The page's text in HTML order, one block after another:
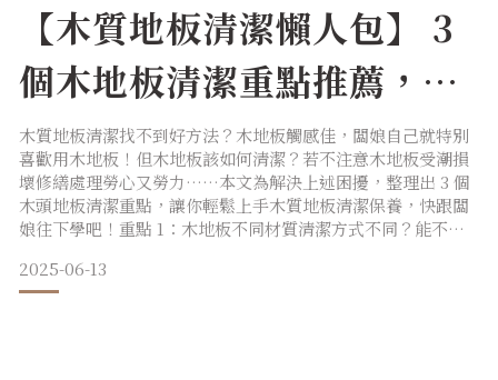
【木質地板清潔懶人包】 3
個木地板清潔重點推薦，延
長使用壽命
木質地板清潔找不到好方法？木地板觸感佳，闆娘自己就特別
喜歡用木地板！但木地板該如何清潔？若不注意木地板受潮損
壞修繕處理勞心又勞力……本文為解決上述困擾，整理出 3 個
木頭地板清潔重點，讓你輕鬆上手木質地板清潔保養，快跟闆
娘往下學吧！重點 1：木地板不同材質清潔方式不同？能不能
視覺上，能為空間帶來溫馨感。但常有人說，木質地板在泡水
過後可能會潮濕變形，甚至凹凸不平；或是因受潮而吸引蚊
2025-06-13